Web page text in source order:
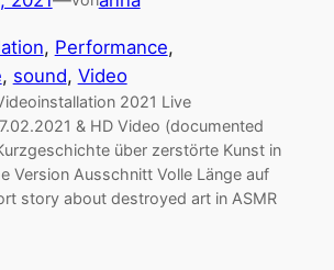
, Performance
, sound, Video
2021 Live
& HD Video (documented
über zerstörte Kunst in
Version Ausschnitt Volle Länge auf
story about destroyed art in ASMR